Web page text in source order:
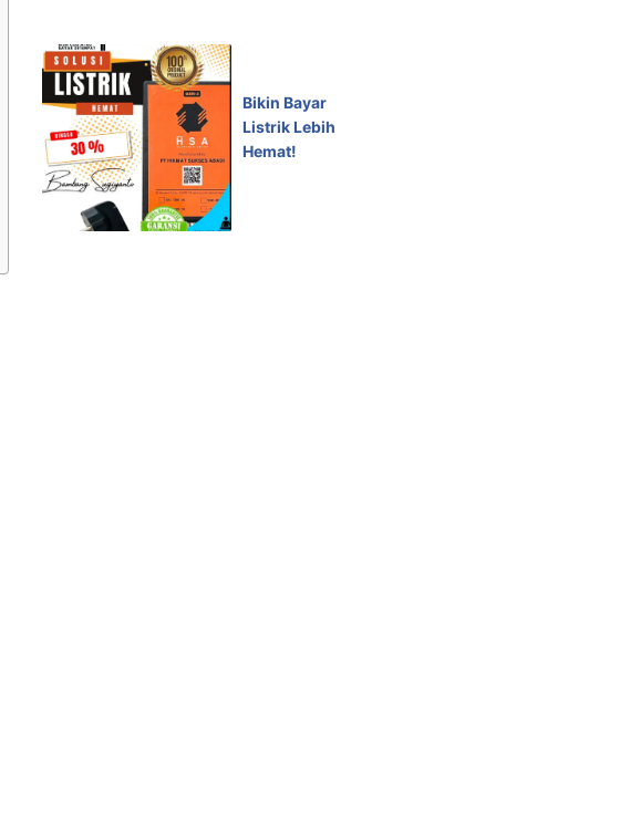
Bikin Bayar
Listrik Lebih
Hemat!